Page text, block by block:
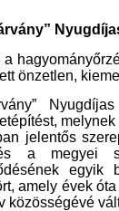
önzetlen,
jelentős
a megyei
egyik
amely évek
közösségévé